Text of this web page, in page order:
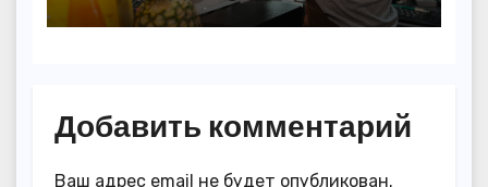
Добавить комментарий
Ваш адрес email не будет опубликован.